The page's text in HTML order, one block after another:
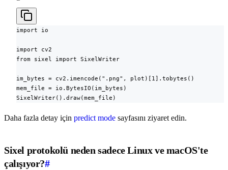
import io
import cv2
from sixel import SixelWriter
im_bytes = cv2.imencode(".png", plot)[1].tobytes()
mem_file = io.BytesIO(im_bytes)
SixelWriter().draw(mem_file)
Daha fazla detay için predict mode sayfasını ziyaret edin.
Sixel protokolü neden sadece Linux ve macOS'te
çalışıyor?#